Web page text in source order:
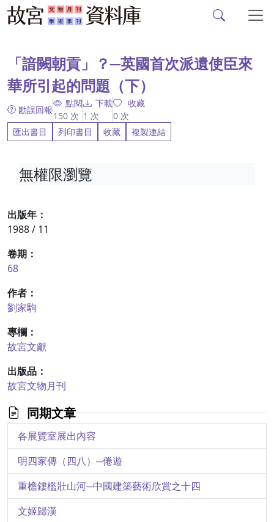
「諳闕朝貢」？─英國首次派遺使臣來
華所引起的問題（下）
勘誤回報
點閱
150 次
下載
1 次
收藏
0 次
匯出書目
列印書目 收藏 複製連結
出版年：
1988 / 11
卷期：
68
作者：
劉家駒
專欄：
故宮文獻
出版品：
故宮文物月刊
同期文章
各展覽室展出內容
明四家傳（四八）─倦遊
重檐鏤檻壯山河─中國建築藝術欣賞之十四
文姬歸漢
無權限瀏覽